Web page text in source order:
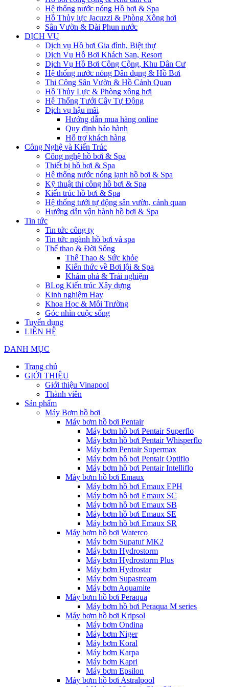
Hệ thống nước nóng Hồ bơi & Spa
Hồ Thủy lực Jacuzzi & Phòng Xông hơi
Sân Vườn & Đài Phun nước
DỊCH VỤ
Dịch vụ Hồ bơi Gia đình, Biệt thự
Dịch Vụ Hồ Bơi Khách Sạn, Resort
Dịch Vụ Hồ Bơi Công Cộng, Khu Dân Cư
Hệ thống nước nóng Dân dụng & Hồ Bơi
Thi Công Sân Vườn & Hồ Cảnh Quan
Hồ Thủy Lực & Phòng xông hơi
Hệ Thống Tưới Cây Tự Động
Dịch vụ hậu mãi
Hướng dẫn mua hàng online
Quy định bảo hành
Hỗ trợ khách hàng
Công Nghệ và Kiến Trúc
Công nghệ hồ bơi & Spa
Thiết bị hồ bơi & Spa
Hệ thống nước nóng lạnh hồ bơi & Spa
Kỹ thuật thi công hồ bơi & Spa
Kiến trúc hồ bơi & Spa
Hệ thống tưới tự động sân vườn, cảnh quan
Hướng dẫn vận hành hồ bơi & Spa
Tin tức
Tin tức công ty
Tin tức ngành hồ bơi và spa
Thể thao & Đời Sống
Thể Thao & Sức khỏe
Kiến thức về Bơi lội & Spa
Khám phá & Trải nghiệm
BLog Kiến trúc Xây dựng
Kinh nghiệm Hay
Khoa Học & Môi Trường
Góc nhìn cuộc sống
Tuyển dụng
LIÊN HỆ
DANH MỤC
Trang chủ
GIỚI THIỆU
Giới thiệu Vinapool
Thành viên
Sản phẩm
Máy Bơm hồ bơi
Máy bơm hồ bơi Pentair
Máy bơm hồ bơi Pentair Superflo
Máy bơm hồ bơi Pentair Whisperflo
Máy bơm Pentair Supermax
Máy bơm hồ bơi Pentair Optiflo
Máy bơm hồ bơi Pentair Intelliflo
Máy bơm hồ bơi Emaux
Máy bơm hồ bơi Emaux EPH
Máy bơm hồ bơi Emaux SC
Máy bơm hồ bơi Emaux SB
Máy bơm hồ bơi Emaux SE
Máy bơm hồ bơi Emaux SR
Máy bơm hồ bơi Waterco
Máy bơm Supatuf MK2
Máy bơm Hydrostorm
Máy bơm Hydrostorm Plus
Máy bơm Hydrostar
Máy bơm Supastream
Máy bơm Aquamite
Máy bơm hồ bơi Peraqua
Máy bơm hồ bơi Peraqua M series
Máy bơm hồ bơi Kripsol
Máy bơm Ondina
Máy bơm Niger
Máy bơm Koral
Máy bơm Karpa
Máy bơm Kapri
Máy bơm Epsilon
Máy bơm hồ bơi Astralpool